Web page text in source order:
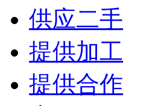
供应二手
提供加工
提供合作